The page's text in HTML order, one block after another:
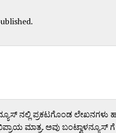
ನಲ್ಲಿ ಪ್ರಕಟಗೊಂಡ
ಮಾತ್ರ. ಅವು ಬಂಟ್ವಾಳನ್ಯೂಸ್